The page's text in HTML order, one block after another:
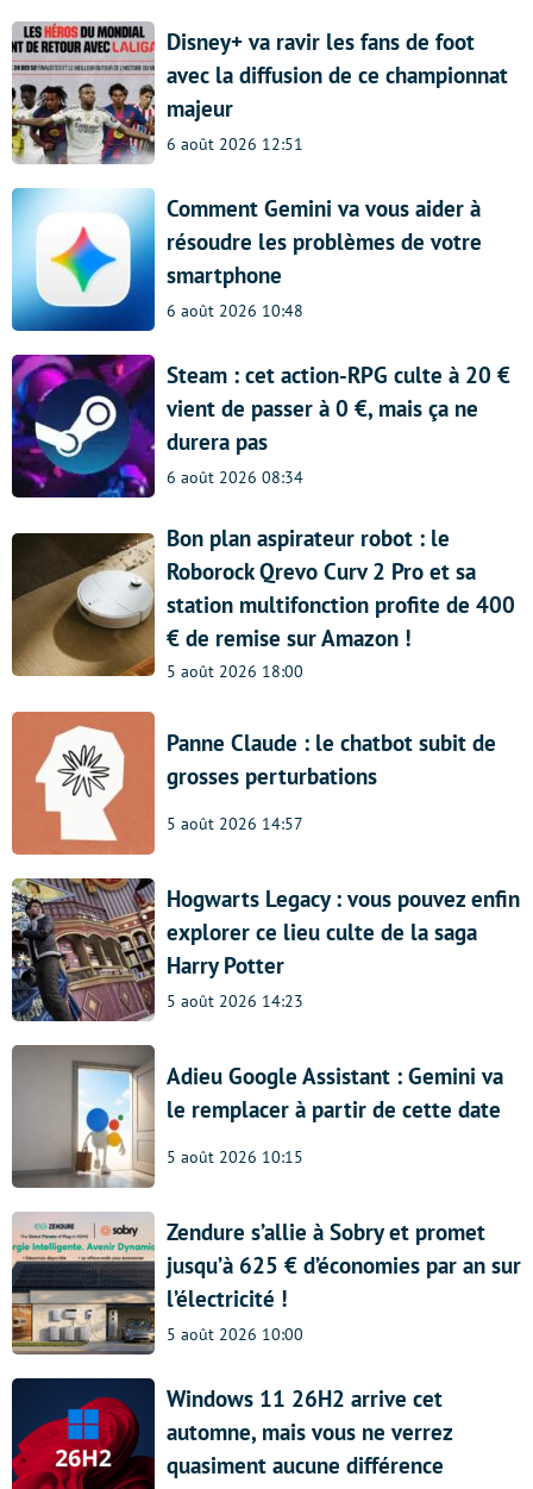
Disney+ va ravir les fans de foot
avec la diffusion de ce championnat
majeur
6 août 2026 12:51
Comment Gemini va vous aider à
résoudre les problèmes de votre
smartphone
6 août 2026 10:48
Steam : cet action-RPG culte à 20 €
vient de passer à 0 €, mais ça ne
durera pas
6 août 2026 08:34
Bon plan aspirateur robot : le
Roborock Qrevo Curv 2 Pro et sa
station multifonction profite de 400
€ de remise sur Amazon !
5 août 2026 18:00
Panne Claude : le chatbot subit de
grosses perturbations
5 août 2026 14:57
Hogwarts Legacy : vous pouvez enfin
explorer ce lieu culte de la saga
Harry Potter
5 août 2026 14:23
Adieu Google Assistant : Gemini va
le remplacer à partir de cette date
5 août 2026 10:15
Zendure s’allie à Sobry et promet
jusqu’à 625 € d’économies par an sur
l’électricité !
5 août 2026 10:00
Windows 11 26H2 arrive cet
automne, mais vous ne verrez
quasiment aucune différence